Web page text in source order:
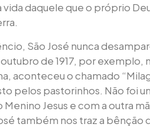
daquele que o próprio
São José nunca
de 1917, por exemplo,
aconteceu o chamado
pelos pastorinhos. Não foi
Menino Jesus e com a outra
também nos traz a bênção